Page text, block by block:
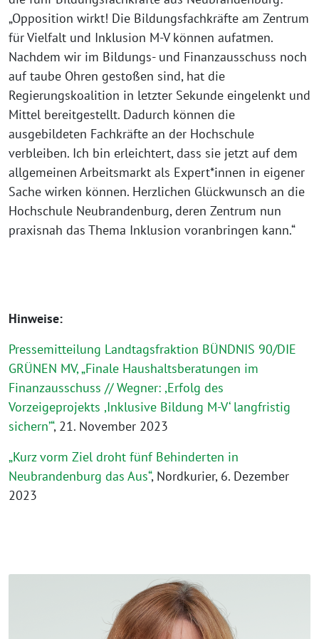
„Opposition wirkt! Die Bildungsfachkräfte am Zentrum
für Vielfalt und Inklusion M-V können aufatmen.
Nachdem wir im Bildungs- und Finanzausschuss noch
auf taube Ohren gestoßen sind, hat die
Regierungskoalition in letzter Sekunde eingelenkt und
Mittel bereitgestellt. Dadurch können die
ausgebildeten Fachkräfte an der Hochschule
verbleiben. Ich bin erleichtert, dass sie jetzt auf dem
allgemeinen Arbeitsmarkt als Expert*innen in eigener
Sache wirken können. Herzlichen Glückwunsch an die
Hochschule Neubrandenburg, deren Zentrum nun
praxisnah das Thema Inklusion voranbringen kann.“
Hinweise:
Pressemitteilung Landtagsfraktion BÜNDNIS 90/DIE
GRÜNEN MV, „Finale Haushaltsberatungen im
Finanzausschuss // Wegner: ,Erfolg des
Vorzeigeprojekts ,Inklusive Bildung M-V‘ langfristig
sichern’“, 21. November 2023
„Kurz vorm Ziel droht fünf Behinderten in
Neubrandenburg das Aus“, Nordkurier, 6. Dezember
2023